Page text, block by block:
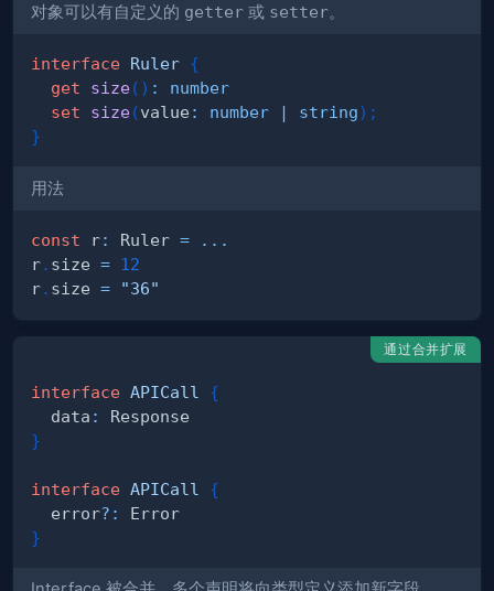
对象可以有自定义的 getter 或 setter。
interface Ruler {
get
size( ) :
number
set
size(value : number | string) ;
}
用法
const r: Ruler =
...
r. size = 12
r. size = "36"
通过合并扩展
interface APICall
{
  data
:
}
interface APICall
{
  error
? :
}